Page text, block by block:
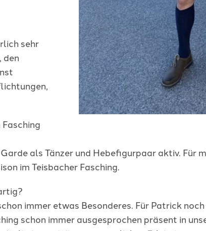
sehr
den
als Tänzer und Hebefigurpaar aktiv. Für
im Teisbacher Fasching.
immer etwas Besonderes. Für Patrick
schon immer ausgesprochen präsent in